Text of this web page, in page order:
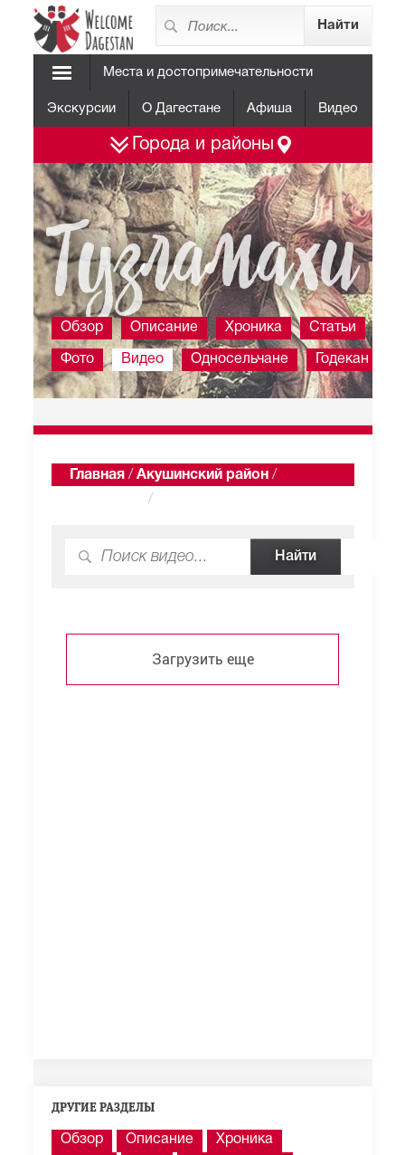
Места и достопримечательности
Экскурсии О Дагестане Афиша Видео
Города и районы
Тузламахи
Обзор Описание Хроника Статьи
Фото Видео Односельчане Годекан
Главная / Акушинский район /
/
Загрузить еще
ДРУГИЕ РАЗДЕЛЫ
Обзор Описание
Хроника